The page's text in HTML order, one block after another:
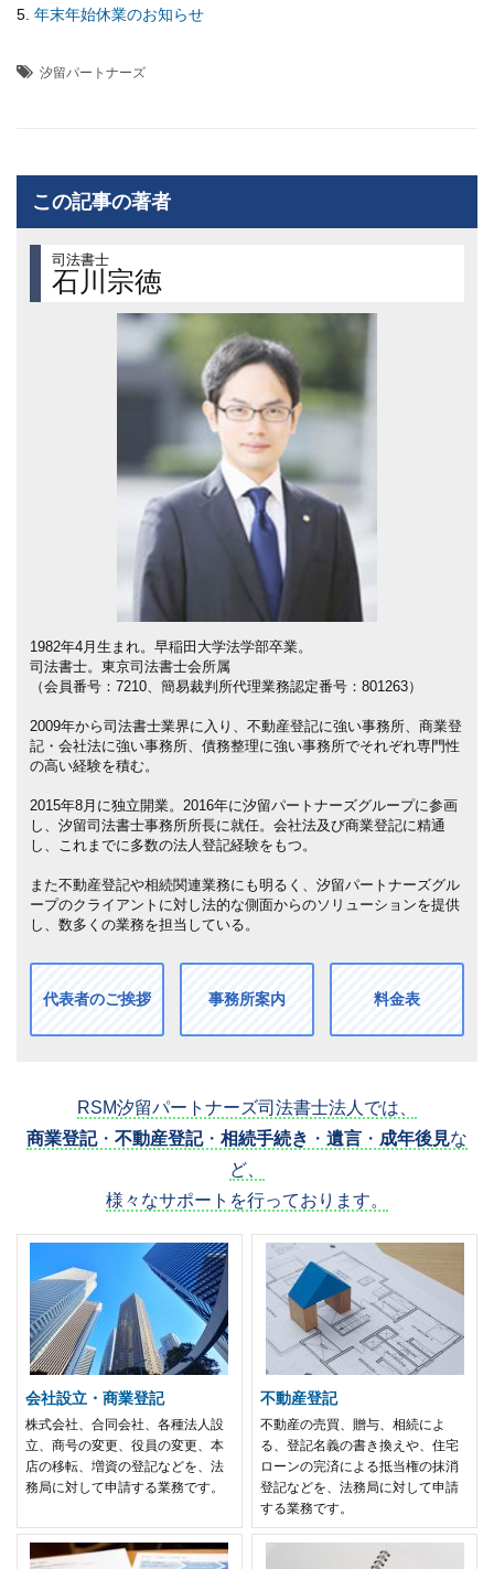
年末年始休業のお知らせ
汐留パートナーズ
この記事の著者
司法書士
石川宗徳
1982年4月生まれ。早稲田大学法学部卒業。
司法書士。東京司法書士会所属
（会員番号：7210、簡易裁判所代理業務認定番号：801263）
2009年から司法書士業界に入り、不動産登記に強い事務所、商業登
記・会社法に強い事務所、債務整理に強い事務所でそれぞれ専門性
の高い経験を積む。
2015年8月に独立開業。2016年に汐留パートナーズグループに参画
し、汐留司法書士事務所所長に就任。会社法及び商業登記に精通
し、これまでに多数の法人登記経験をもつ。
また不動産登記や相続関連業務にも明るく、汐留パートナーズグル
ープのクライアントに対し法的な側面からのソリューションを提供
し、数多くの業務を担当している。
代表者のご挨拶 事務所案内 料金表
RSM汐留パートナーズ司法書士法人では、
商業登記・ 不動産登記・ 相続手続き ・ 遺言 ・ 成年後見な
ど、
様々なサポートを行っております。
会社設立・商業登記
株式会社、合同会社、各種法人設
立、商号の変更、役員の変更、本
店の移転、増資の登記などを、法
務局に対して申請する業務です。
不動産登記
不動産の売買、贈与、相続によ
る、登記名義の書き換えや、住宅
ローンの完済による抵当権の抹消
登記などを、法務局に対して申請
する業務です。